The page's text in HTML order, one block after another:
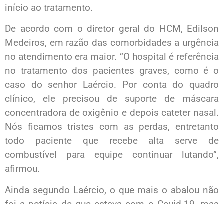
início ao tratamento.
De acordo com o diretor geral do HCM, Edilson
Medeiros, em razão das comorbidades a urgência
no atendimento era maior. “O hospital é referência
no tratamento dos pacientes graves, como é o
caso do senhor Laércio. Por conta do quadro
clínico, ele precisou de suporte de máscara
concentradora de oxigênio e depois cateter nasal.
Nós ficamos tristes com as perdas, entretanto
todo paciente que recebe alta serve de
combustível para equipe continuar lutando”,
afirmou.
Ainda segundo Laércio, o que mais o abalou não